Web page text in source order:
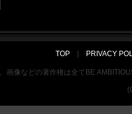
TOP PRIVACY
画像などの著作権は全てBE